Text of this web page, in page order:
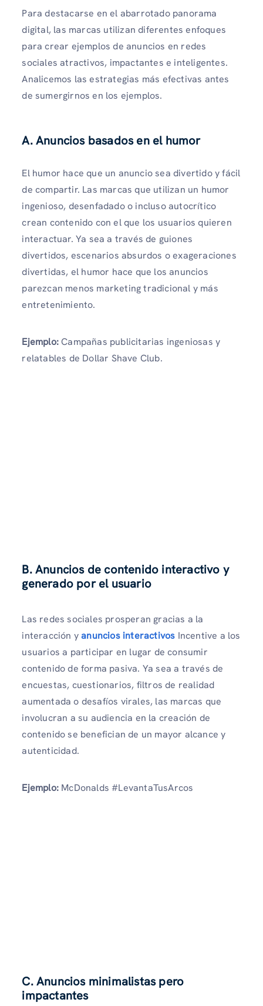
Para destacarse en el abarrotado panorama
digital, las marcas utilizan diferentes enfoques
para crear ejemplos de anuncios en redes
sociales atractivos, impactantes e inteligentes.
Analicemos las estrategias más efectivas antes
de sumergirnos en los ejemplos.
A. Anuncios basados ​​en el humor
El humor hace que un anuncio sea divertido y fácil
de compartir. Las marcas que utilizan un humor
ingenioso, desenfadado o incluso autocrítico
crean contenido con el que los usuarios quieren
interactuar. Ya sea a través de guiones
divertidos, escenarios absurdos o exageraciones
divertidas, el humor hace que los anuncios
parezcan menos marketing tradicional y más
entretenimiento.
Ejemplo:Campañas publicitarias ingeniosas y
relatables de Dollar Shave Club.
B. Anuncios de contenido interactivo y
generado por el usuario
Las redes sociales prosperan gracias a la
interacción yanuncios interactivos Incentive a los
usuarios a participar en lugar de consumir
contenido de forma pasiva. Ya sea a través de
encuestas, cuestionarios, filtros de realidad
aumentada o desafíos virales, las marcas que
involucran a su audiencia en la creación de
contenido se benefician de un mayor alcance y
autenticidad.
Ejemplo: McDonalds #LevantaTusArcos
C. Anuncios minimalistas pero
impactantes